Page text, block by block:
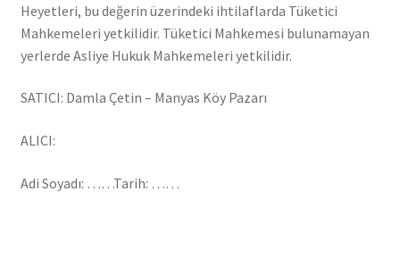
Heyetleri, bu değerin üzerindeki ihtilaflarda Tüketici
Mahkemeleri yetkilidir. Tüketici Mahkemesi bulunamayan
yerlerde Asliye Hukuk Mahkemeleri yetkilidir.
SATICI: Damla Çetin – Manyas Köy Pazarı
ALICI:
Adi Soyadı: ……Tarih: ……